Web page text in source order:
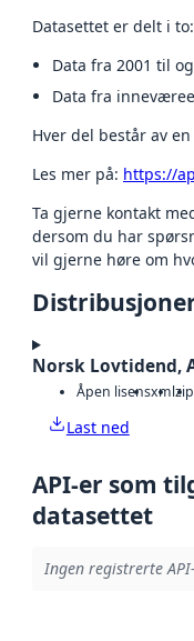
Datasettet er delt i to:
Data fra 2001 til
Data fra
Hver del består av
Les mer på: https://
Ta gjerne kontakt
dersom du har
vil gjerne høre om
Norsk Lovtidend,
Åpen lisensxmlzip
Last ned
API-er som
datasettet
Ingen registrerte